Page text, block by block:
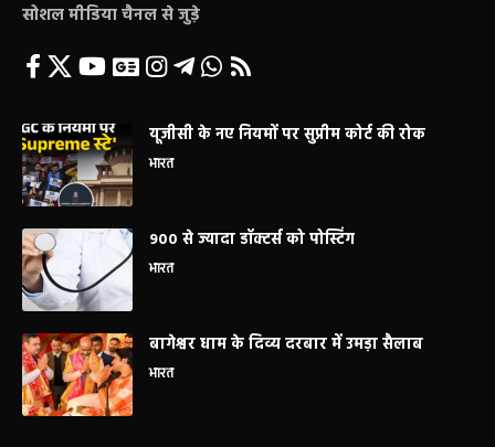
सोशल मीडिया चैनल से जुड़े
यूजीसी के नए नियमों पर सुप्रीम कोर्ट की रोक
भारत
900 से ज्यादा डॉक्टर्स को पोस्टिंग
भारत
बागेश्वर धाम के दिव्य दरबार में उमड़ा सैलाब
भारत